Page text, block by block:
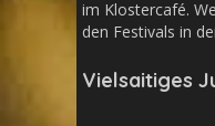
im Klostercafé.
den Festivals in
Vielsaitiges